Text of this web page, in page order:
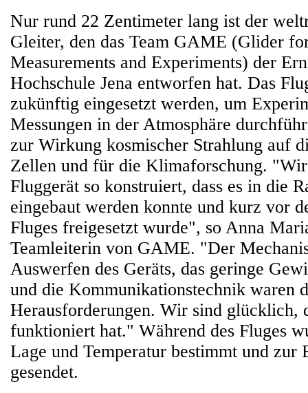
Nur rund 22 Zentimeter lang ist der
Gleiter, den das Team GAME (Glider
Measurements and Experiments) der
Hochschule Jena entworfen hat. Das
zukünftig eingesetzt werden, um
Messungen in der Atmosphäre
zur Wirkung kosmischer Strahlung auf
Zellen und für die Klimaforschung. "Wir
Fluggerät so konstruiert, dass es in die
eingebaut werden konnte und kurz vor
Fluges freigesetzt wurde", so Anna
Teamleiterin von GAME. "Der
Auswerfen des Geräts, das geringe
und die Kommunikationstechnik waren
Herausforderungen. Wir sind glücklich,
funktioniert hat." Während des Fluges
Lage und Temperatur bestimmt und zur
gesendet.